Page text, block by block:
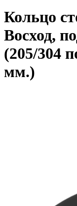
Кольцо
Восход,
(205/304
мм.)